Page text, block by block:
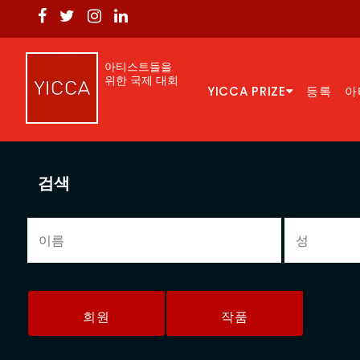
아티스트들을
위한 국제 대회
YICCA PRIZE 등록
검색
회원 작품